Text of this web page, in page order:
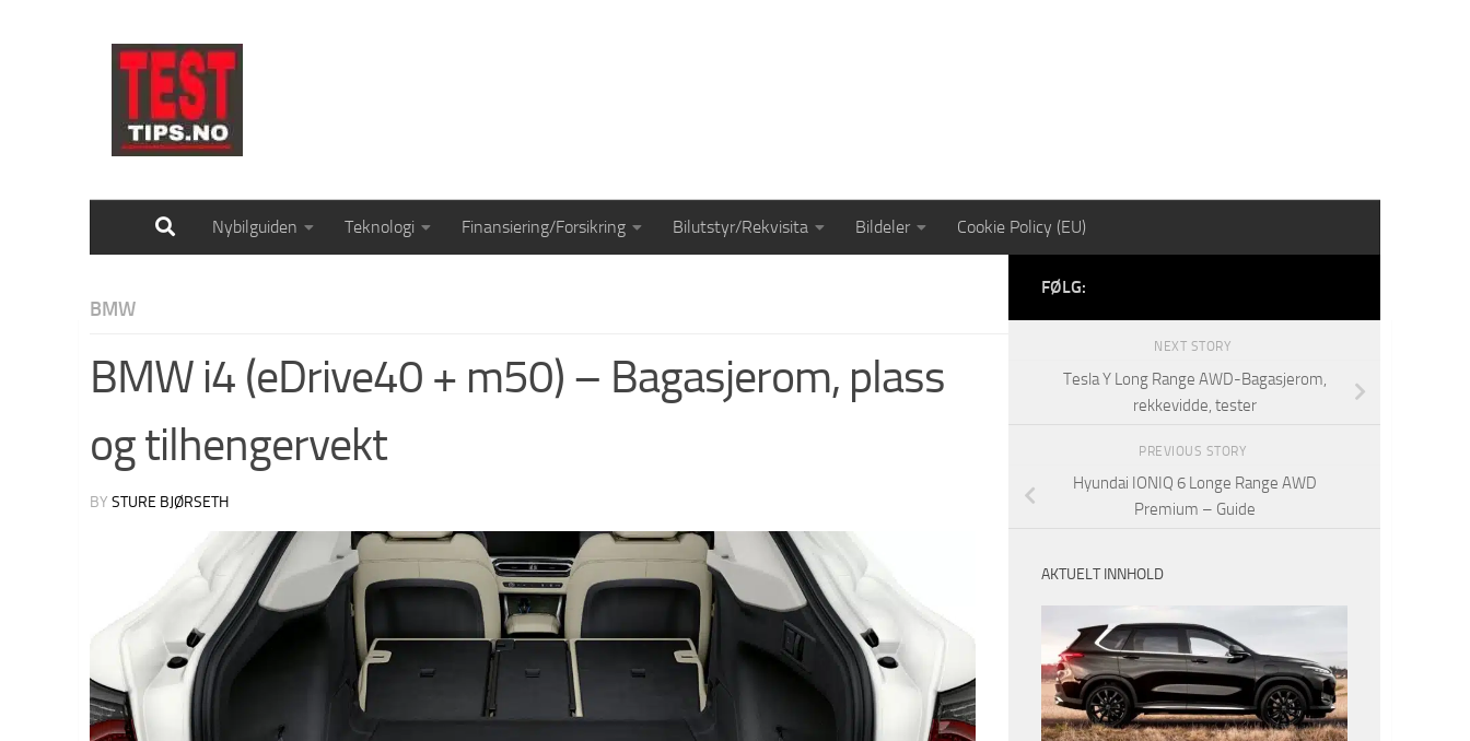
Nybilguiden Teknologi Finansiering/Forsikring Bilutstyr/Rekvisita Bildeler Cookie Policy (EU)
BMW
BMW i4 (eDrive40 + m50) – Bagasjerom, plass
og tilhengervekt
BY STURE BJØRSETH
FØLG:
NEXT STORY
Tesla Y Long Range AWD-Bagasjerom,
rekkevidde, tester
PREVIOUS STORY
Hyundai IONIQ 6 Longe Range AWD
Premium – Guide
AKTUELT INNHOLD